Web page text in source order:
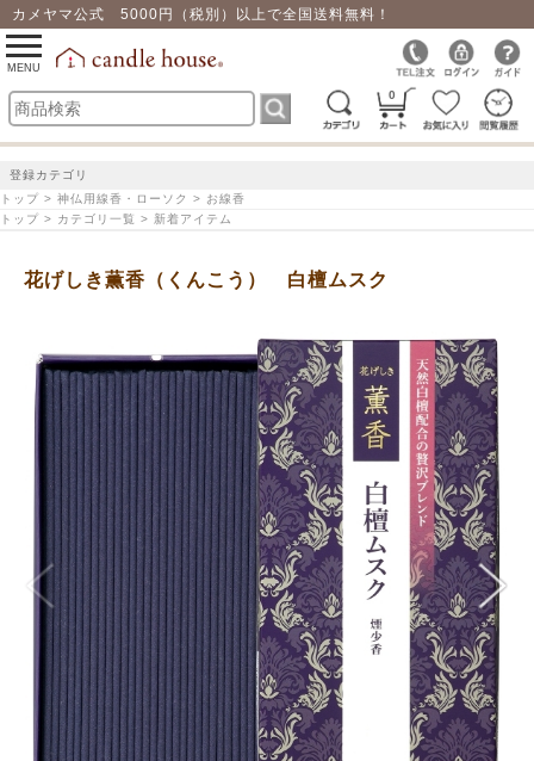
カメヤマ公式 5000円（税別）以上で全国送料無料！
0
toggle
navigation
MENU
登録カテゴリ
トップ > 神仏用線香・ローソク > お線香
トップ > カテゴリ一覧 > 新着アイテム
花げしき薫香（くんこう） 白檀ムスク